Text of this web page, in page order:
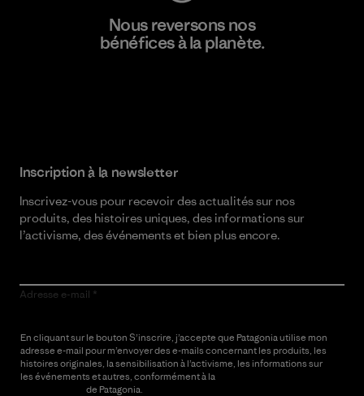
Nous reversons nos
bénéfices à la planète.
Inscription à la newsletter
Inscrivez-vous pour recevoir des actualités sur nos
produits, des histoires uniques, des informations sur
l’activisme, des événements et bien plus encore.
Adresse e-mail
En cliquant sur le bouton S’inscrire, j’accepte que Patagonia utilise mon
adresse e-mail pour m’envoyer des e-mails concernant les produits, les
histoires originales, la sensibilisation à l’activisme, les informations sur
les événements et autres, conformément à la
de Patagonia.